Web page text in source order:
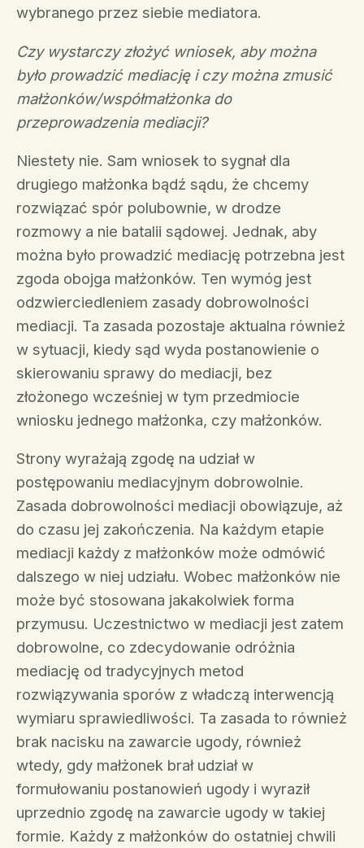
wybranego przez siebie mediatora.
Czy wystarczy złożyć wniosek, aby można
było prowadzić mediację i czy można zmusić
małżonków/współmałżonka do
przeprowadzenia mediacji?
Niestety nie. Sam wniosek to sygnał dla
drugiego małżonka bądź sądu, że chcemy
rozwiązać spór polubownie, w drodze
rozmowy a nie batalii sądowej. Jednak, aby
można było prowadzić mediację potrzebna jest
zgoda obojga małżonków. Ten wymóg jest
odzwierciedleniem zasady dobrowolności
mediacji. Ta zasada pozostaje aktualna również
w sytuacji, kiedy sąd wyda postanowienie o
skierowaniu sprawy do mediacji, bez
złożonego wcześniej w tym przedmiocie
wniosku jednego małżonka, czy małżonków.
Strony wyrażają zgodę na udział w
postępowaniu mediacyjnym dobrowolnie.
Zasada dobrowolności mediacji obowiązuje, aż
do czasu jej zakończenia. Na każdym etapie
mediacji każdy z małżonków może odmówić
dalszego w niej udziału. Wobec małżonków nie
może być stosowana jakakolwiek forma
przymusu. Uczestnictwo w mediacji jest zatem
dobrowolne, co zdecydowanie odróżnia
mediację od tradycyjnych metod
rozwiązywania sporów z władczą interwencją
wymiaru sprawiedliwości. Ta zasada to również
brak nacisku na zawarcie ugody, również
wtedy, gdy małżonek brał udział w
formułowaniu postanowień ugody i wyraził
uprzednio zgodę na zawarcie ugody w takiej
formie. Każdy z małżonków do ostatniej chwili